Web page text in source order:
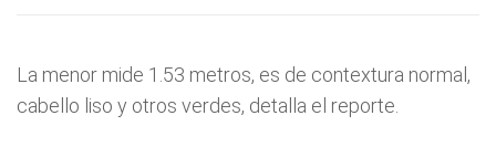
La menor mide 1.53 metros, es de contextura normal,
cabello liso y otros verdes, detalla el reporte.